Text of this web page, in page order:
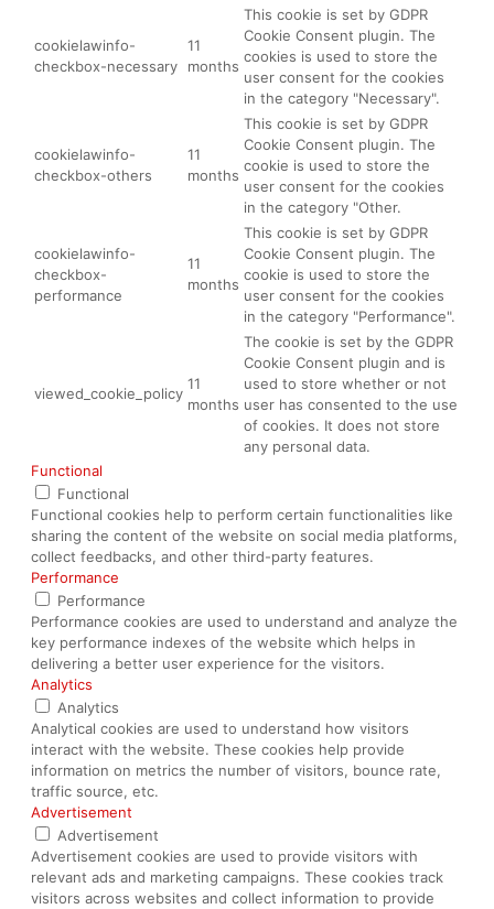
cookielawinfo-
checkbox-necessary
11
months
This cookie is set by GDPR
Cookie Consent plugin. The
cookies is used to store the
user consent for the cookies
in the category "Necessary".
cookielawinfo-
checkbox-others
11
months
This cookie is set by GDPR
Cookie Consent plugin. The
cookie is used to store the
user consent for the cookies
in the category "Other.
cookielawinfo-
checkbox-
performance
11
months
This cookie is set by GDPR
Cookie Consent plugin. The
cookie is used to store the
user consent for the cookies
in the category "Performance".
viewed_cookie_policy
11
months
The cookie is set by the GDPR
Cookie Consent plugin and is
used to store whether or not
user has consented to the use
of cookies. It does not store
any personal data.
Functional
Functional
Functional cookies help to perform certain functionalities like
sharing the content of the website on social media platforms,
collect feedbacks, and other third-party features.
Performance
Performance
Performance cookies are used to understand and analyze the
key performance indexes of the website which helps in
delivering a better user experience for the visitors.
Analytics
Analytics
Analytical cookies are used to understand how visitors
interact with the website. These cookies help provide
information on metrics the number of visitors, bounce rate,
traffic source, etc.
Advertisement
Advertisement
Advertisement cookies are used to provide visitors with
relevant ads and marketing campaigns. These cookies track
visitors across websites and collect information to provide